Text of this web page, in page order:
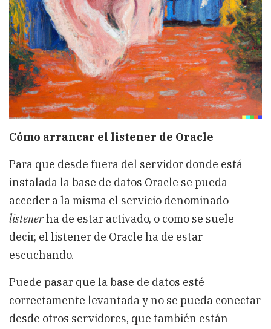
Cómo arrancar el listener de Oracle
Para que desde fuera del servidor donde está
instalada la base de datos Oracle se pueda
acceder a la misma el servicio denominado
listenerha de estar activado, o como se suele
decir, el listener de Oracle ha de estar
escuchando.
Puede pasar que la base de datos esté
correctamente levantada y no se pueda conectar
desde otros servidores, que también están